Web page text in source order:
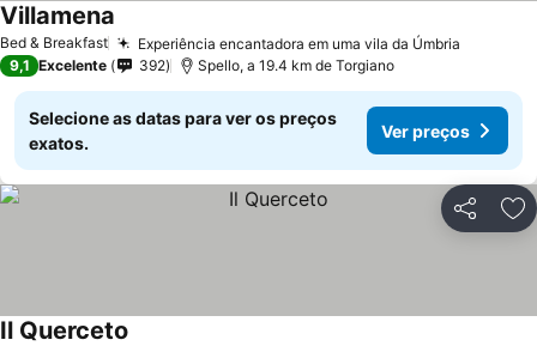
Bed & Breakfast Experiência encantadora em uma vila da Úmbria
Villamena
9,1 Excelente 392 Spello, a 19.4 km de Torgiano
Selecione as datas para ver os preços
exatos.
Ver preços
Partilhar
Il Querceto